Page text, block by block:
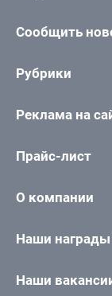
Сообщить
Рубрики
Реклама на
Прайс-лист
О компании
Наши награды
Наши